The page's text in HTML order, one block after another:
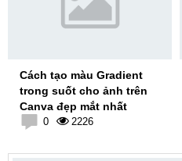
Cách tạo màu Gradient
trong suốt cho ảnh trên
Canva đẹp mắt nhất
0 2226